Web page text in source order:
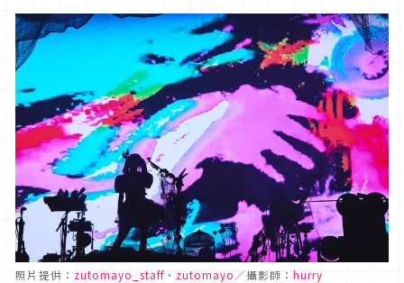
照片提供： zutomayo_staff 、 zutomayo ／攝影師： hurry